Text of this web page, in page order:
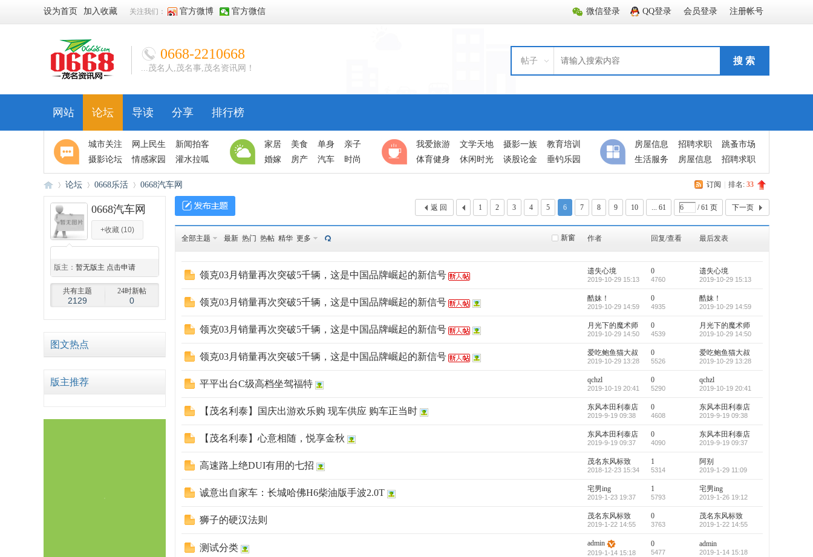
微信登录 QQ登录 会员登录 注册帐号
设为首页 加入收藏 关注我们： 官方微博 官方微信
0668-2210668
...茂名人,茂名事,茂名资讯网！
帖子 搜 索
网站 论坛 导读 分享 排行榜
城市关注 网上民生
新闻拍客
摄影论坛
情感家园 灌水拉呱
家居 美食 单身
亲子
婚嫁
房产 汽车 时尚
我爱旅游 文学天地 摄影一族
教育培训
体育健身
休闲时光 谈股论金 垂钓乐园
房屋信息 招聘求职
跳蚤市场
生活服务
房屋信息 招聘求职
订阅 排名: 33
06
68
»
论坛 0668乐活 0668汽车网
0668汽车网
+收藏 (10)
版主： 暂无版主 点击申请
◆
◆
共有主题
2129
24时新帖
0
图文热点
版主推荐
1 2 3 4 5 6 7 8 9 10 ... 61 / 61 页 下一页
返 回
新窗
全部主题 最新 热门 热帖 精华 更多 作者 回复/查看 最后发表
领克03月销量再次突破5千辆，这是中国品牌崛起的新信号 遗失心境
2019-10-29 15:13
0
4760
遗失心境
2019-10-29 15:13
领克03月销量再次突破5千辆，这是中国品牌崛起的新信号 酷妹！
2019-10-29 14:59
0
4935
酷妹！
2019-10-29 14:59
领克03月销量再次突破5千辆，这是中国品牌崛起的新信号 月光下的魔术师
2019-10-29 14:50
0
4539
月光下的魔术师
2019-10-29 14:50
领克03月销量再次突破5千辆，这是中国品牌崛起的新信号 爱吃鲍鱼猫大叔
2019-10-29 13:28
0
5526
爱吃鲍鱼猫大叔
2019-10-29 13:28
平平出台C级高档坐驾福特 qchzl
2019-10-19 20:41
0
5290
qchzl
2019-10-19 20:41
【茂名利泰】国庆出游欢乐购 现车供应 购车正当时 东风本田利泰店
2019-9-19 09:38
0
4608
东风本田利泰店
2019-9-19 09:38
【茂名利泰】心意相随，悦享金秋 东风本田利泰店
2019-9-19 09:37
0
4090
东风本田利泰店
2019-9-19 09:37
高速路上绝DUI有用的七招 茂名东风标致
2018-12-23 15:34
1
5314
阿别
2019-1-29 11:09
诚意出自家车：长城哈佛H6柴油版手波2.0T 宅男ing
2019-1-23 19:37
1
5793
宅男ing
2019-1-26 19:12
狮子的硬汉法则 茂名东风标致
2019-1-22 14:55
0
3763
茂名东风标致
2019-1-22 14:55
测试分类 admin
2019-1-14 15:18
0
5477
admin
2019-1-14 15:18